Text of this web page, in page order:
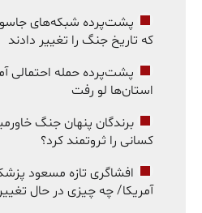
پشت‌پرده شبکه‌های
که تاریخ جنگ را تغییر دادند
پشت‌پرده حمله احتمالی
استان‌ها لو رفت
کسانی را ثروتمند کرد؟
افشاگری تازه مسعود
آمریکا/ چه چیزی در حال